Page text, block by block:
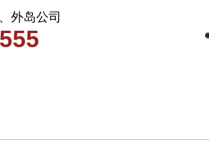
外岛公司